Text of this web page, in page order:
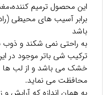
این محصول ترمیم
برابر آسیب های محیطی
باشد
به راحتی نمی شکند و
ترکیب شی باتر موجود
خشک می باشد و از لب ها
محافظت می نماید.